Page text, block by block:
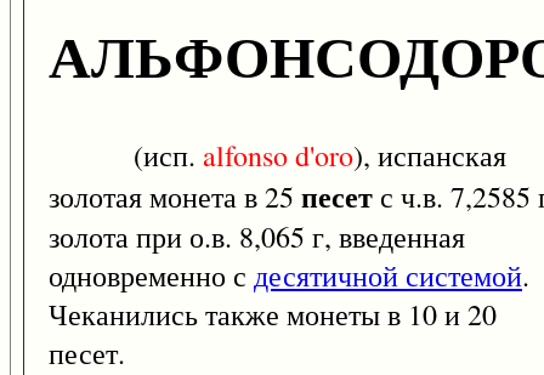
(исп. alfonsod'oro), испанская
золотая монета в 25 песет с ч.в. 7,2585
золота при о.в. 8,065 г, введенная
одновременно с десятичной системой.
Чеканились также монеты в 10 и 20
песет.